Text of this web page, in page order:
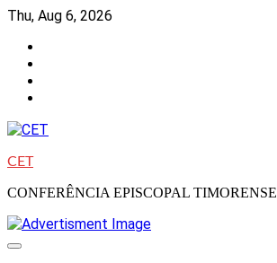
Skip
content
Thu, Aug 6, 2026
CET
CONFERÊNCIA EPISCOPAL TIMORENSE